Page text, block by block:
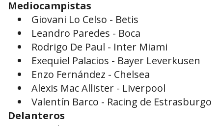
Mediocampistas
Giovani Lo Celso - Betis
Leandro Paredes - Boca
Rodrigo De Paul - Inter Miami
Exequiel Palacios - Bayer Leverkusen
Enzo Fernández - Chelsea
Alexis Mac Allister - Liverpool
Valentín Barco - Racing de Estrasburgo
Delanteros